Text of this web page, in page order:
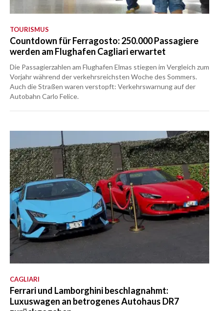
TOURISMUS
Countdown für Ferragosto: 250.000 Passagiere
werden am Flughafen Cagliari erwartet
Die Passagierzahlen am Flughafen Elmas stiegen im Vergleich zum
Vorjahr während der verkehrsreichsten Woche des Sommers.
Auch die Straßen waren verstopft: Verkehrswarnung auf der
Autobahn Carlo Felice.
CAGLIARI
Ferrari und Lamborghini beschlagnahmt:
Luxuswagen an betrogenes Autohaus DR7